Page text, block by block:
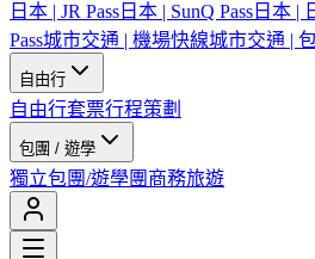
日本 | JR Pass 日本 | SunQ Pass 日本 |
Pass城市交通 | 機場快線城市交通 |
自由行
自由行套票行程策劃
包團 / 遊學
獨立包團/遊學團 商務旅遊